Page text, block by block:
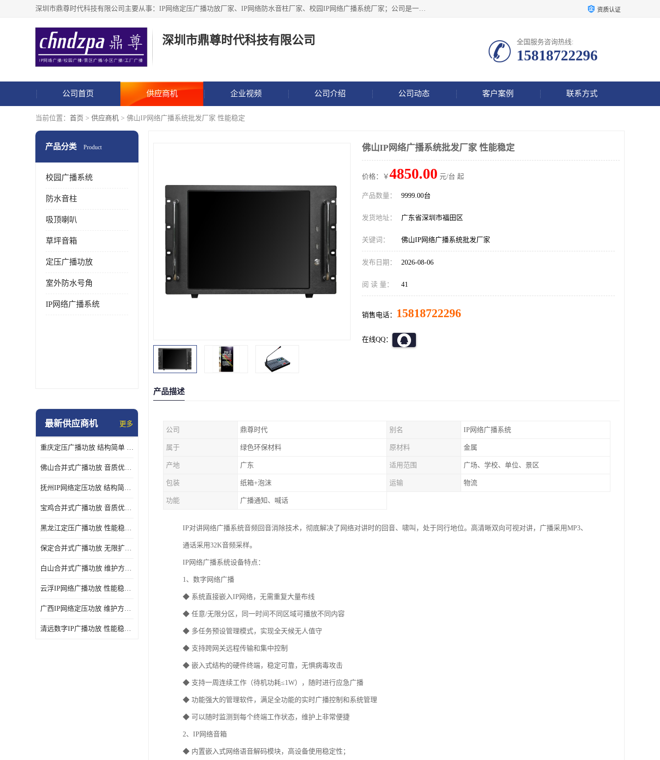
深圳市鼎尊时代科技有限公司主要从事：IP网络定压广播功放厂家、IP网络防水音柱厂家、校园IP网络广播系统厂家；公司是一家集研发、生产、销售公共广播器材于一体的现代电子科技企业。公司成立多年来，本着“自主研发技术、开拓稳定的产品”的宗旨，集多年的行业经验，引航广播行业的迅猛发展，使产品能够适应时代技术发展的需要。 资质认证
深圳市鼎尊时代科技有限公司 全国服务咨询热线:
15818722296
公司首页 供应商机 企业视频 公司介绍 公司动态 客户案例 联系方式
当前位置： 首页 > 供应商机 > 佛山IP网络广播系统批发厂家 性能稳定
产品分类 Product
校园广播系统
防水音柱
吸顶喇叭
草坪音箱
定压广播功放
室外防水号角
IP网络广播系统
最新供应商机 更多
重庆定压广播功放 结构简单 传输距离远
佛山合并式广播功放 音质优美清晰 输出电压大 电流小
抚州IP网络定压功放 结构简单 多应用于公共场合
宝鸡合并式广播功放 音质优美清晰 维护方便
黑龙江定压广播功放 性能稳定 无限扩容
保定合并式广播功放 无限扩容 设计结构简单
白山合并式广播功放 维护方便 多应用于公共场合
云浮IP网络广播功放 性能稳定 设计结构简单
广西IP网络定压功放 维护方便 多应用于公共场合
清远数字IP广播功放 性能稳定 传输距离远
佛山IP网络广播系统批发厂家 性能稳定
价格：￥ 4850.00 元/台 起
产品数量： 9999.00台
发货地址： 广东省深圳市福田区
关键词： 佛山IP网络广播系统批发厂家
发布日期： 2026-08-06
阅 读 量： 41
销售电话： 15818722296
在线QQ：
产品描述
公司 鼎尊时代 别名 IP网络广播系统
属于 绿色环保材料 原材料 金属
产地 广东 适用范围 广场、学校、单位、景区
包装 纸箱+泡沫 运输 物流
功能 广播通知、喊话
IP对讲网络广播系统音频回音消除技术，彻底解决了网络对讲时的回音、啸叫，处于同行地位。高清晰双向可视对讲，广播采用MP3、
通话采用32K音频采样。
IP网络广播系统设备特点：
1、数字网络广播
◆ 系统直接嵌入IP网络，无需重复大量布线
◆ 任意/无限分区，同一时间不同区域可播放不同内容
◆ 多任务预设管理模式，实现全天候无人值守
◆ 支持跨网关远程传输和集中控制
◆ 嵌入式结构的硬件终端，稳定可靠，无惧病毒攻击
◆ 支持一周连续工作（待机功耗≤1W），随时进行应急广播
◆ 功能强大的管理软件，满足全功能的实时广播控制和系统管理
◆ 可以随时监测到每个终端工作状态，维护上非常便捷
2、IP网络音箱
◆ 内置嵌入式网络语音解码模块，高设备使用稳定性；